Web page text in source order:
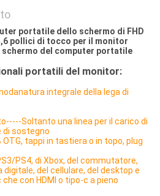
portatile dello schermo di FHD
pollici di tocco per il monitor
del computer portatile
portatili del monitor:
integrale della lega di
Soltanto una linea per il carico di
di sostegno
OTG, tappi in tastiera o in topo, plug
PS4, di Xbox, del commutatore,
del cellulare, del desktop e
con HDMI o tipo-c a pieno